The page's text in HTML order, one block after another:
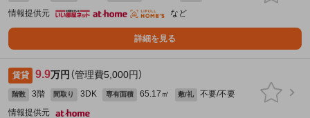
情報提供元
など
詳細を見る
賃貸 9.9万円 （管理費5,000円）
階数 3階 間取り 3DK 専有面積 65.17㎡ 敷/礼
不要/不要
情報提供元